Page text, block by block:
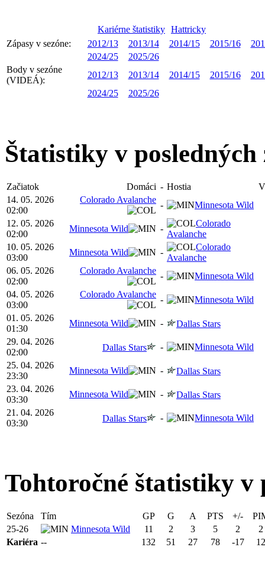
Kariérne štatistiky Hattricky
Zápasy v sezóne:
2012/13 2013/14 2014/15 2015/16
2024/25
2025/26
Body v sezóne
(VIDEÁ):
2012/13 2013/14 2014/15 2015/16
2024/25
2025/26
Štatistiky v posledných
Začiatok Domáci - Hostia
14. 05. 2026
02:00
Colorado Avalanche
-
Minnesota Wild
12. 05. 2026
02:00
Minnesota Wild -
Colorado
Avalanche
10. 05. 2026
03:00
Minnesota Wild -
Colorado
Avalanche
06. 05. 2026
02:00
Colorado Avalanche
-
Minnesota Wild
04. 05. 2026
03:00
Colorado Avalanche
-
Minnesota Wild
01. 05. 2026
01:30
Minnesota Wild -
Dallas Stars
29. 04. 2026
02:00
Dallas Stars -
Minnesota Wild
25. 04. 2026
23:30
Minnesota Wild -
Dallas Stars
23. 04. 2026
03:30
Minnesota Wild -
Dallas Stars
21. 04. 2026
03:30
Dallas Stars - Minnesota Wild
Tohtoročné štatistiky v
Sezóna Tím GP G A PTS +/-
25-26
Minnesota Wild 11 2 3 5 2
2
Kariéra -- 132 51 27 78 -17 12